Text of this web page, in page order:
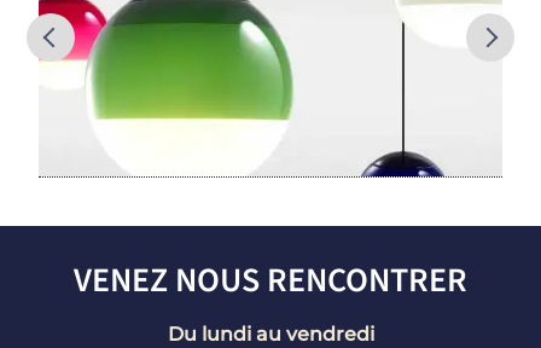
VENEZ NOUS RENCONTRER
Du lundi au vendredi